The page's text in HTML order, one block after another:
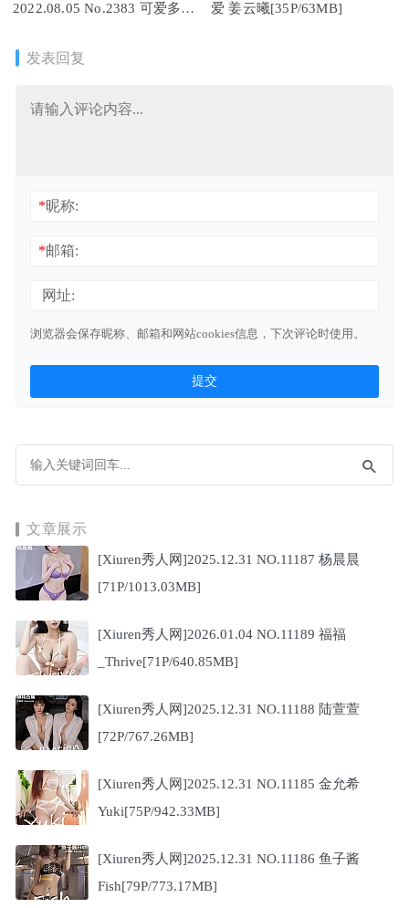
2022.08.05 No.2383 可爱多
爱 姜云曦[35P/63MB]
发表回复
*昵称:
*邮箱:
网址:
浏览器会保存昵称、邮箱和网站cookies信息，下次评论时使用。
文章展示
[Xiuren秀人网]2025.12.31 NO.11187 杨晨晨
[71P/1013.03MB]
[Xiuren秀人网]2026.01.04 NO.11189 福福
_Thrive[71P/640.85MB]
[Xiuren秀人网]2025.12.31 NO.11188 陆萱萱
[72P/767.26MB]
[Xiuren秀人网]2025.12.31 NO.11185 金允希
Yuki[75P/942.33MB]
[Xiuren秀人网]2025.12.31 NO.11186 鱼子酱
Fish[79P/773.17MB]